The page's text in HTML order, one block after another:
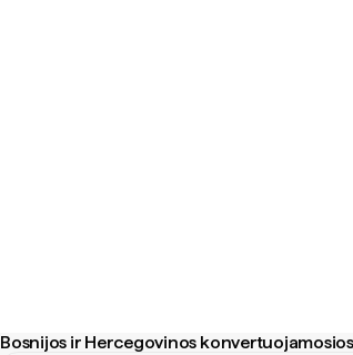
Bosnijos ir Hercegovinos